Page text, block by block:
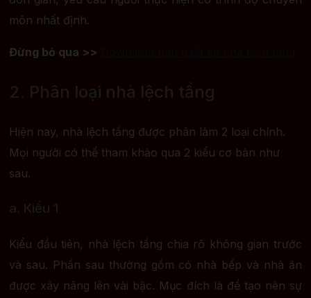
môn nhất định.
Đừng bỏ qua >>
2. Phân loại nhà lệch tầng
Hiện nay, nhà lệch tầng được phân làm 2 loại chính.
Mọi người có thể tham khảo qua 2 kiểu cơ bản như
sau.
a. Kiểu 1
Kiểu đầu tiên, nhà lệch tầng chia rõ không gian trước
và sau. Phần sau thường gồm có nhà bếp và nhà ăn
được xây nâng lên vài bậc. Mục đích là để tạo nên sự